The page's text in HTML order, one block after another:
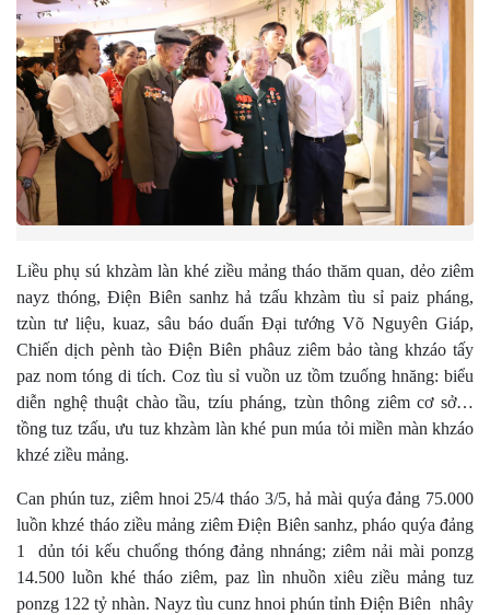
Liều phụ sú khzàm làn khé ziều mảng tháo thăm quan, dẻo ziêm
nayz thóng, Điện Biên sanhz hả tzấu khzàm tìu sỉ paiz pháng,
tzùn tư liệu, kuaz, sâu báo duấn Đại tướng Võ Nguyên Giáp,
Chiến dịch pènh tào Điện Biên phâuz ziêm bảo tàng khzáo tấy
paz nom tóng di tích. Coz tìu sỉ vuồn uz tồm tzuống hnăng: biểu
diễn nghệ thuật chào tầu, tzíu pháng, tzùn thông ziêm cơ sở…
tồng tuz tzấu, ưu tuz khzàm làn khé pun múa tỏi miền màn khzáo
khzé ziều mảng.
Can phún tuz, ziêm hnoi 25/4 tháo 3/5, hả mài quýa đảng 75.000
luồn khzé tháo ziều mảng ziêm Điện Biên sanhz, pháo quýa đảng
1 dủn tói kếu chuổng thóng đảng nhnáng; ziêm nải mài ponzg
14.500 luồn khé tháo ziêm, paz lìn nhuồn xiêu ziều mảng tuz
ponzg 122 tỷ nhàn. Nayz tìu cunz hnoi phún tỉnh Điện Biên nhây